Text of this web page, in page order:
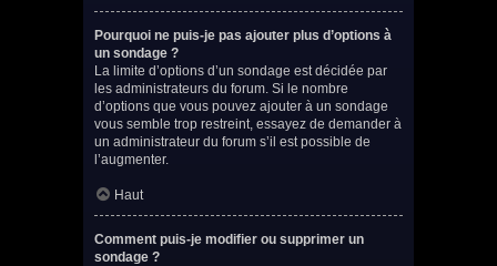
Pourquoi ne puis-je pas ajouter plus d’options à
un sondage ?
La limite d’options d’un sondage est décidée par
les administrateurs du forum. Si le nombre
d’options que vous pouvez ajouter à un sondage
vous semble trop restreint, essayez de demander à
un administrateur du forum s’il est possible de
l’augmenter.
Haut
Comment puis-je modifier ou supprimer un
sondage ?